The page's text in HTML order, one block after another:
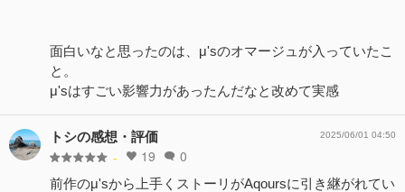
面白いなと思ったのは、μ'sのオマージュが入っていたこ
と。
μ'sはすごい影響力があったんだなと改めて実感
トシの感想・評価
- 19 0
2025/06/01 04:50
前作のμ'sから上手くストーリがAqoursに引き継がれてい